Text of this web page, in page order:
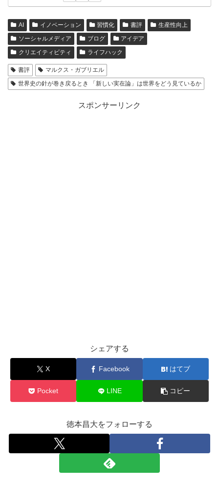
AI イノベーション 習慣化 書評
生産性向上
ソーシャルメディア
ブログ
アイデア
クリエイティビティ
ライフハック
書評
マルクス・ガブリエル
世界史の針が巻き戻るとき 「新しい実在論」は世界をどう見ているか
スポンサーリンク
シェアする
X Facebook はてブ
Pocket LINE コピー
徳本昌大をフォローする